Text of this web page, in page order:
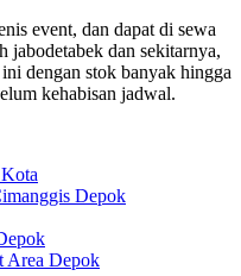
event, dan dapat di sewa
jabodetabek dan sekitarnya,
dengan stok banyak hingga
kehabisan jadwal.
Depok
Area Depok